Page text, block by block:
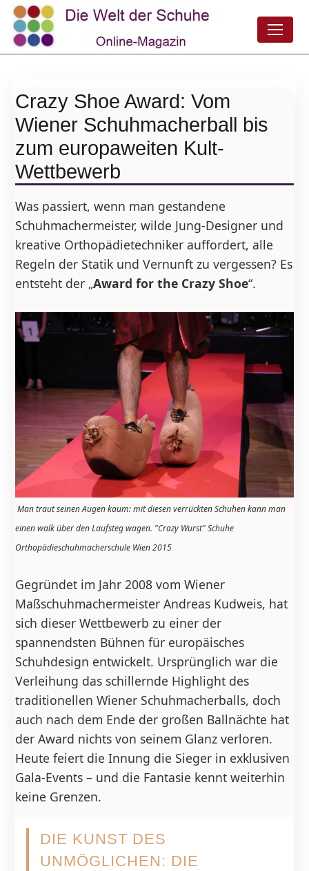
Crazy Shoe Award: Vom
Wiener Schuhmacherball bis
zum europaweiten Kult-
Wettbewerb
Was passiert, wenn man gestandene
Schuhmachermeister, wilde Jung-Designer und
kreative Orthopädietechniker auffordert, alle
Regeln der Statik und Vernunft zu vergessen? Es
entsteht der „Award for the Crazy Shoe“.
Man traut seinen Augen kaum: mit diesen verrückten Schuhen kann man
einen walk über den Laufsteg wagen. "Crazy Wurst" Schuhe
Orthopädieschuhmacherschule Wien 2015
Gegründet im Jahr 2008 vom Wiener
Maßschuhmachermeister Andreas Kudweis, hat
sich dieser Wettbewerb zu einer der
spannendsten Bühnen für europäisches
Schuhdesign entwickelt. Ursprünglich war die
Verleihung das schillernde Highlight des
traditionellen Wiener Schuhmacherballs, doch
auch nach dem Ende der großen Ballnächte hat
der Award nichts von seinem Glanz verloren.
Heute feiert die Innung die Sieger in exklusiven
Gala-Events – und die Fantasie kennt weiterhin
keine Grenzen.
DIE KUNST DES
UNMÖGLICHEN: DIE